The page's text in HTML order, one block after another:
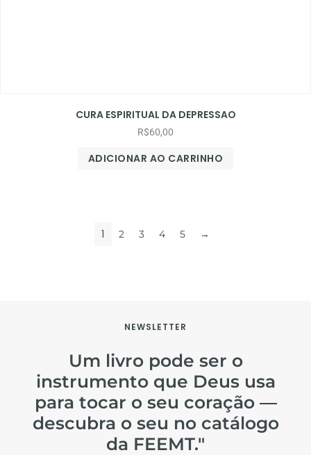
CURA ESPIRITUAL DA DEPRESSAO
R$60,00
ADICIONAR AO CARRINHO
1 2 3 4 5 →
NEWSLETTER
Um livro pode ser o
instrumento que Deus usa
para tocar o seu coração —
descubra o seu no catálogo
da FEEMT."